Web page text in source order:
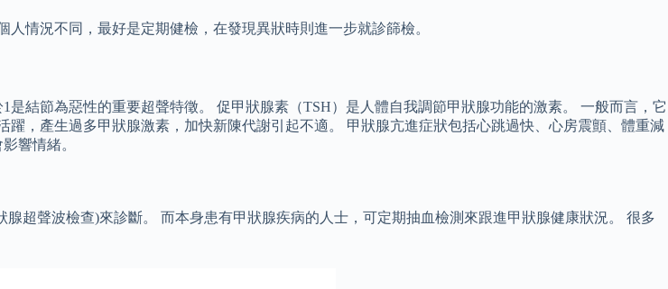
情況不同，最好是定期健檢，在發現異狀時則進一步就診篩檢。
結節為惡性的重要超聲特徵。 促甲狀腺素（TSH）是人體自我調節甲狀腺功能的激素。 一般而言，它
，產生過多甲狀腺激素，加快新陳代謝引起不適。 甲狀腺亢進症狀包括心跳過快、心房震顫、體重減
響情緒。
超聲波檢查)來診斷。 而本身患有甲狀腺疾病的人士，可定期抽血檢測來跟進甲狀腺健康狀況。 很多